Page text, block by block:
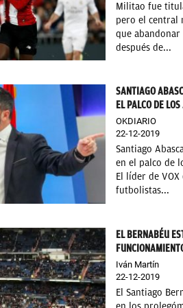
Militao fue
pero el central
que
después de...
SANTIAGO
EL PALCO DE
OKDIARIO
22-12-2019
Santiago
en el palco de
El líder de
futbolistas...
EL BERNABÉU
Iván Martín
22-12-2019
El Santiago